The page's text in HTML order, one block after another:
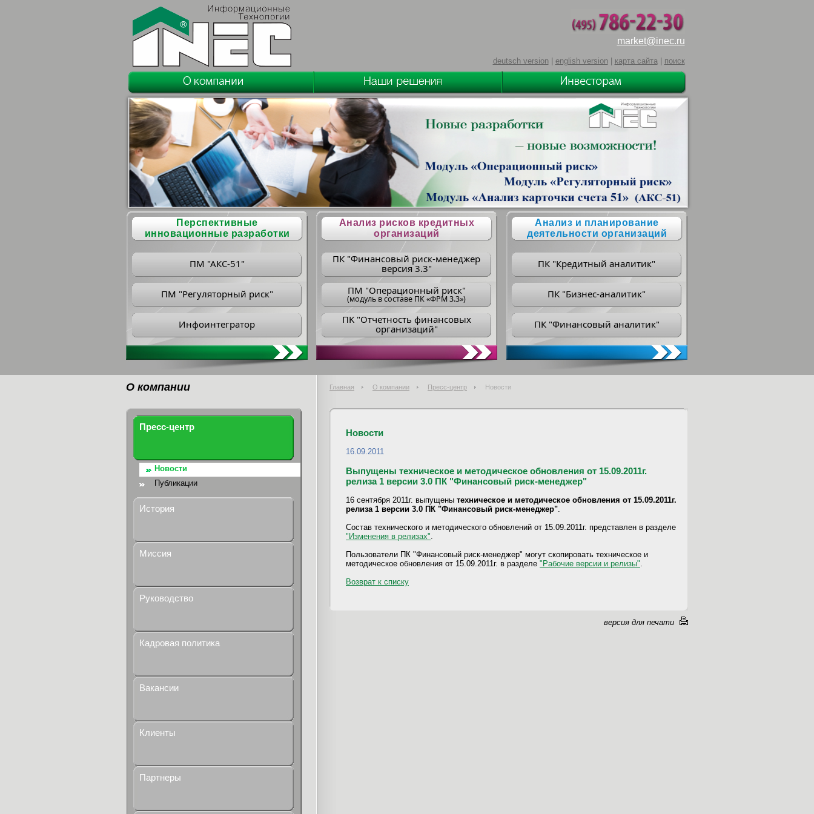
market@inec.ru
deutsch version| english version| карта сайта| поиск
Перспективные
инновационные разработки
ПМ "АКС-51"
ПМ "Регуляторный риск"
Инфоинтегратор
Анализ рисков кредитных
организаций
ПК "Финансовый риск-менеджер
версия 3.3"
ПM "Операционный риск"
(модуль в составе ПК «ФРМ 3.3»)
ПK "Отчетность финансовых
организаций"
Анализ и планирование
деятельности организаций
ПК "Кредитный аналитик"
ПК "Бизнес-аналитик"
ПК "Финансовый аналитик"
О компании Главная О компании Пресс-центр Новости
Пресс-центр
Новости
Публикации
История
Миссия
Руководство
Кадровая политика
Вакансии
Клиенты
Партнеры
Новости
16.09.2011
Выпущены техническое и методическое обновления от 15.09.2011г.
релиза 1 версии 3.0 ПК "Финансовый риск-менеджер"
16 сентября 2011г. выпущены техническое и методическое обновления от 15.09.2011г.
релиза 1 версии 3.0 ПК "Финансовый риск-менеджер"
Состав технического и методического обновлений от 15.09.2011г. представлен в разделе
"Изменения в релизах"
Пользователи ПК "Финансовый риск-менеджер" могут скопировать техническое и
методическое обновления от 15.09.2011г. в разделе "Рабочие версии и релизы"
Возврат к списку
версия для печати